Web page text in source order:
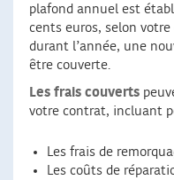
plafond annuel est
cents euros, selon
durant l’année, une
être couverte.
Les frais couverts
votre contrat, incluant
Les frais de
Les coûts de